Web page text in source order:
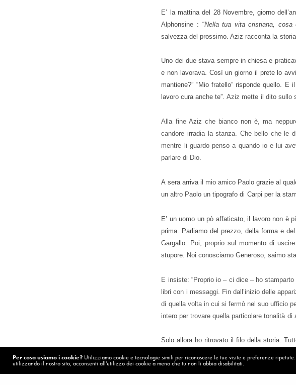
E’ la mattina del 28 Novembre, giorno
Alphonsine : “Nella tua vita cristiana,
salvezza del prossimo. Aziz racconta la storia
Uno dei due stava sempre in chiesa e
e non lavorava. Così un giorno il prete lo
mantiene?” “Mio fratello” risponde quello.
lavoro cura anche te”.Aziz mette il dito sullo
Alla fine Aziz che bianco non è, ma
candore irradia la stanza. Che bello che le
mentre li guardo penso a quando io e lui
parlare di Dio.
A sera arriva il mio amico Paolo grazie al
un altro Paolo un tipografo di Carpi per la
E’ un uomo un pò affaticato, il lavoro non è
prima. Parliamo del prezzo, della forma e
Gargallo. Poi, proprio sul momento di
stupore. Noi conosciamo Generoso, saimo
E insiste: “Proprio io – ci dice – ho
libri con i messaggi. Fin dall’inizio delle
di quella volta in cui si fermò nel suo ufficio
intero per trovare quella particolare tonalità
Solo allora ho ritrovato il filo della storia.
Spei e chi stampa quel libro aveva stampato
Per cosa usiamo i cookie? Utilizziamo cookie e tecnologie simili per riconoscere le tue visite e preferenze
utilizzando il nostro sito, acconsenti all'utilizzo dei cookie a meno che tu non li abbia disabilitati.